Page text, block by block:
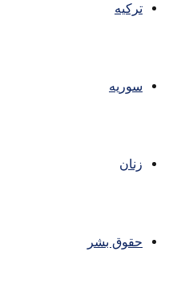
ترکیه
سوریه
زنان
حقوق بشر